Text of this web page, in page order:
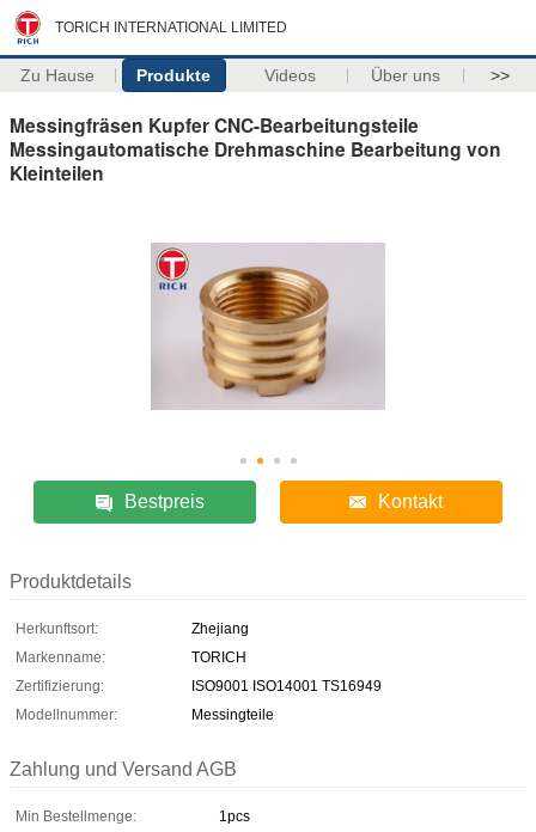
TORICH INTERNATIONAL LIMITED
Zu Hause Produkte Videos Über uns >>
Messingfräsen Kupfer CNC-Bearbeitungsteile
Messingautomatische Drehmaschine Bearbeitung von
Kleinteilen
Bestpreis Kontakt
Produktdetails
Herkunftsort:
Zhejiang
Markenname:
TORICH
Zertifizierung:
ISO9001 ISO14001 TS16949
Modellnummer:
Messingteile
Zahlung und Versand AGB
Min Bestellmenge:
1pcs